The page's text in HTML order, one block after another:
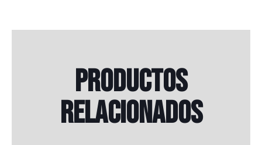
Productos
relacionados